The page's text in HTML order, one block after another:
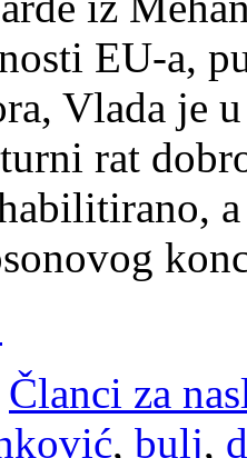
EU-a,
Vlada je
rat
Članci za
, bulj,